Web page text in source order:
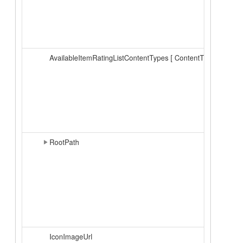
AvailableItemRatingListContentTypes [ ContentType,
RootPath
IconImageUrl